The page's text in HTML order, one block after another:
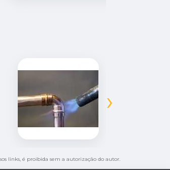
›
links, é proibida sem a autorização do autor.